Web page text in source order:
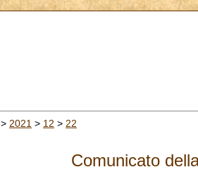
> 2021 > 12 > 22
Comunicato